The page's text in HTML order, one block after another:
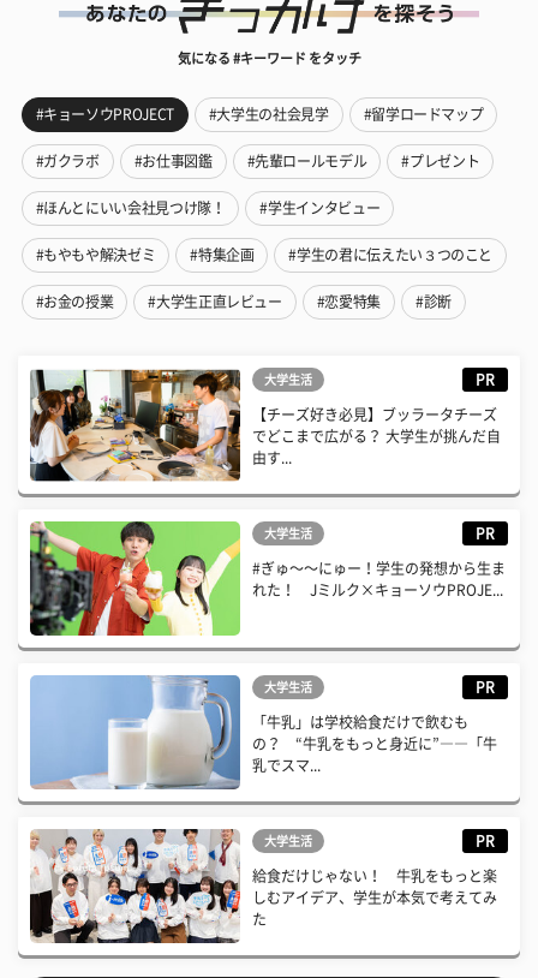
気になる #キーワード をタッチ
#キョーソウPROJECT #大学生の社会見学 #留学ロードマップ
#ガクラボ #お仕事図鑑 #先輩ロールモデル #プレゼント
#ほんとにいい会社見つけ隊！ #学生インタビュー
#もやもや解決ゼミ #特集企画 #学生の君に伝えたい３つのこと
#お金の授業 #大学生正直レビュー #恋愛特集 #診断
大学生活 PR
【チーズ好き必見】ブッラータチーズ
でどこまで広がる？ 大学生が挑んだ自
由す...
大学生活 PR
#ぎゅ〜〜にゅー！学生の発想から生ま
れた！ Jミルク×キョーソウPROJE...
大学生活 PR
「牛乳」は学校給食だけで飲むも
の？ “牛乳をもっと身近に”――「牛
乳でスマ...
大学生活 PR
給食だけじゃない！ 牛乳をもっと楽
しむアイデア、学生が本気で考えてみ
た